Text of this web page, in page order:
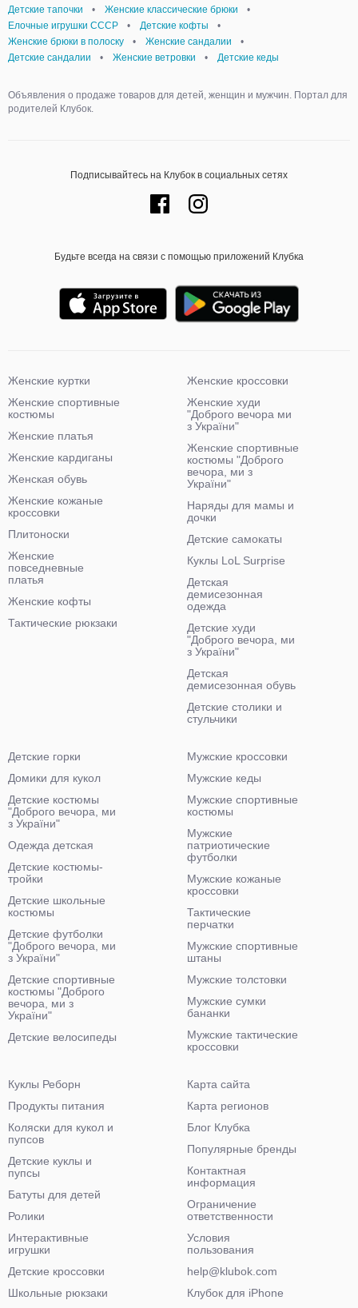
Детские тапочки
• Женские классические брюки
•
Елочные игрушки СССР
• Детские кофты
•
Женские брюки в полоску
• Женские сандалии
•
Детские сандалии
• Женские ветровки • Детские кеды
Объявления о продаже товаров для детей, женщин и мужчин. Портал для
родителей Клубок.
Подписывайтесь на Клубок в социальных сетях
Будьте всегда на связи с помощью приложений Клубка
Женские куртки
Женские спортивные
костюмы
Женские платья
Женские кардиганы
Женская обувь
Женские кожаные
кроссовки
Плитоноски
Женские
повседневные
платья
Женские кофты
Тактические рюкзаки
Женские кроссовки
Женские худи
"Доброго вечора ми
з України"
Женские спортивные
костюмы "Доброго
вечора, ми з
України"
Наряды для мамы и
дочки
Детские самокаты
Куклы LoL Surprise
Детская
демисезонная
одежда
Детские худи
"Доброго вечора, ми
з України"
Детская
демисезонная обувь
Детские столики и
стульчики
Детские горки
Домики для кукол
Детские костюмы
"Доброго вечора, ми
з України"
Одежда детская
Детские костюмы-
тройки
Детские школьные
костюмы
Детские футболки
"Доброго вечора, ми
з України"
Детские спортивные
костюмы "Доброго
вечора, ми з
України"
Детские велосипеды
Мужские кроссовки
Мужские кеды
Мужские спортивные
костюмы
Мужские
патриотические
футболки
Мужские кожаные
кроссовки
Тактические
перчатки
Мужские спортивные
штаны
Мужские толстовки
Мужские сумки
бананки
Мужские тактические
кроссовки
Куклы Реборн
Продукты питания
Коляски для кукол и
пупсов
Детские куклы и
пупсы
Батуты для детей
Ролики
Интерактивные
игрушки
Детские кроссовки
Школьные рюкзаки
Карта сайта
Карта регионов
Блог Клубка
Популярные бренды
Контактная
информация
Ограничение
ответственности
Условия
пользования
help@klubok.com
Клубок для iPhone